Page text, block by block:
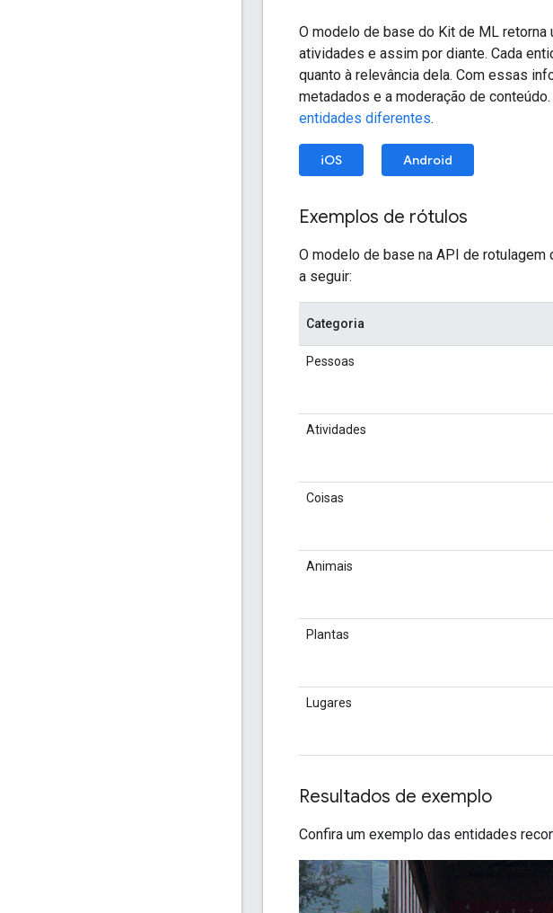
O modelo de base do Kit de ML
atividades e assim por diante. Cada
quanto à relevância dela. Com essas
metadados e a moderação de
entidades diferentes.
iOS Android
Exemplos de rótulos
O modelo de base na API de
a seguir:
Categoria
Pessoas
Atividades
Coisas
Animais
Plantas
Lugares
Resultados de exemplo
Confira um exemplo das entidades